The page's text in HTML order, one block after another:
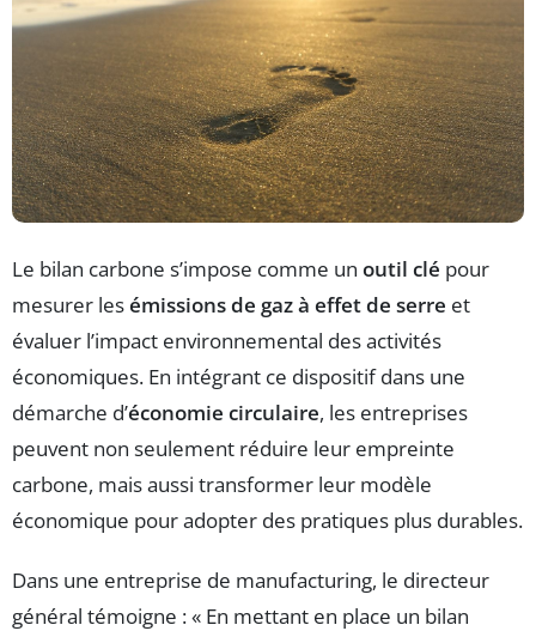
Le bilan carbone s’impose comme un outil clé pour
mesurer lesémissions de gaz à effet de serre et
évaluer l’impact environnemental des activités
économiques. En intégrant ce dispositif dans une
démarche d’économie circulaire, les entreprises
peuvent non seulement réduire leur empreinte
carbone, mais aussi transformer leur modèle
économique pour adopter des pratiques plus durables.
Dans une entreprise de manufacturing, le directeur
général témoigne : « En mettant en place un bilan